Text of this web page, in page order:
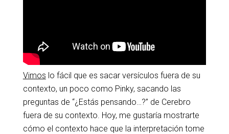
Vimos lo fácil que es sacar versículos fuera de su
contexto, un poco como Pinky, sacando las
preguntas de “¿Estás pensando…?” de Cerebro
fuera de su contexto. Hoy, me gustaría mostrarte
cómo el contexto hace que la interpretación tome